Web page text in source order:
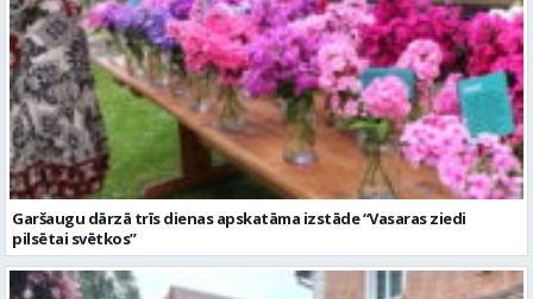
Garšaugu dārzā trīs dienas apskatāma izstāde “Vasaras ziedi
pilsētai svētkos”